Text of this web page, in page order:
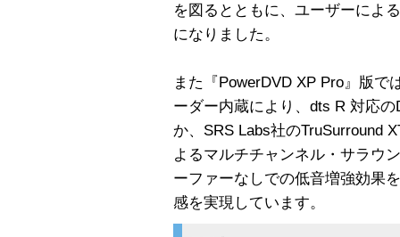
を図るとともに、ユーザーによ
になりました。
また『PowerDVD XP Pro』版で
ーダー内蔵により、dts R 対応
か、SRS Labs社のTruSurround
よるマルチチャンネル・サラウ
ーファーなしでの低音増強効果
感を実現しています。